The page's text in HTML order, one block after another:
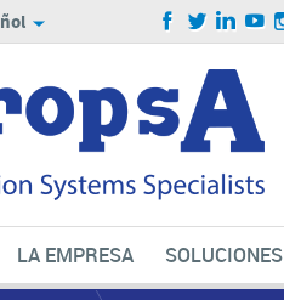
LA EMPRESA SOLUCIONES